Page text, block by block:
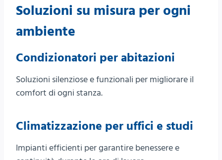
Soluzioni su misura per ogni
ambiente
Condizionatori per abitazioni
Soluzioni silenziose e funzionali per migliorare il
comfort di ogni stanza.
Climatizzazione per uffici e studi
Impianti efficienti per garantire benessere e